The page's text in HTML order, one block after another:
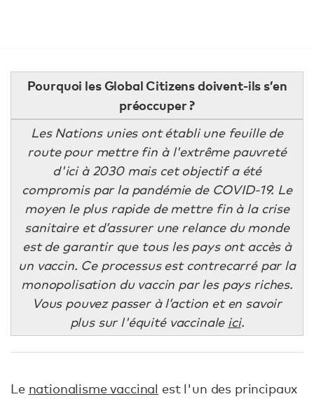
Pourquoi les Global Citizens doivent-ils s’en
préoccuper ?
Les Nations unies ont établi une feuille de
route pour mettre fin à l'extrême pauvreté
d'ici à 2030 mais cet objectif a été
compromis par la pandémie de COVID-19. Le
moyen le plus rapide de mettre fin à la crise
sanitaire et d’assurer une relance du monde
est de garantir que tous les pays ont accès à
un vaccin. Ce processus est contrecarré par la
monopolisation du vaccin par les pays riches.
Vous pouvez passer à l’action et en savoir
plus sur l'équité vaccinale ici.
Le nationalisme vaccinal est l'un des principaux